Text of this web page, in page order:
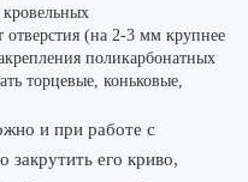
отверстия (на 2-3 мм крупнее
поликарбонатных
торцевые, коньковые,
и при работе с
его криво,